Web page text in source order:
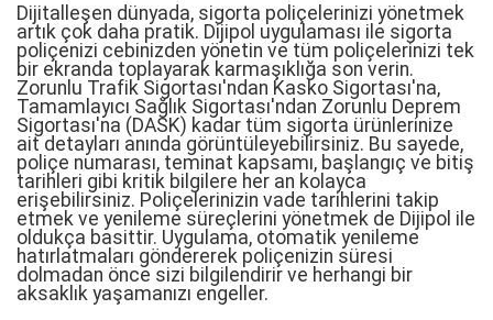
Dijitalleşen dünyada, sigorta poliçelerinizi yönetmek
artık çok daha pratik. Dijipol uygulaması ile sigorta
poliçenizi cebinizden yönetin ve tüm poliçelerinizi tek
bir ekranda toplayarak karmaşıklığa son verin.
Zorunlu Trafik Sigortası'ndan Kasko Sigortası'na,
Tamamlayıcı Sağlık Sigortası'ndan Zorunlu Deprem
Sigortası'na (DASK) kadar tüm sigorta ürünlerinize
ait detayları anında görüntüleyebilirsiniz. Bu sayede,
poliçe numarası, teminat kapsamı, başlangıç ve bitiş
tarihleri gibi kritik bilgilere her an kolayca
erişebilirsiniz. Poliçelerinizin vade tarihlerini takip
etmek ve yenileme süreçlerini yönetmek de Dijipol ile
oldukça basittir. Uygulama, otomatik yenileme
hatırlatmaları göndererek poliçenizin süresi
dolmadan önce sizi bilgilendirir ve herhangi bir
aksaklık yaşamanızı engeller.